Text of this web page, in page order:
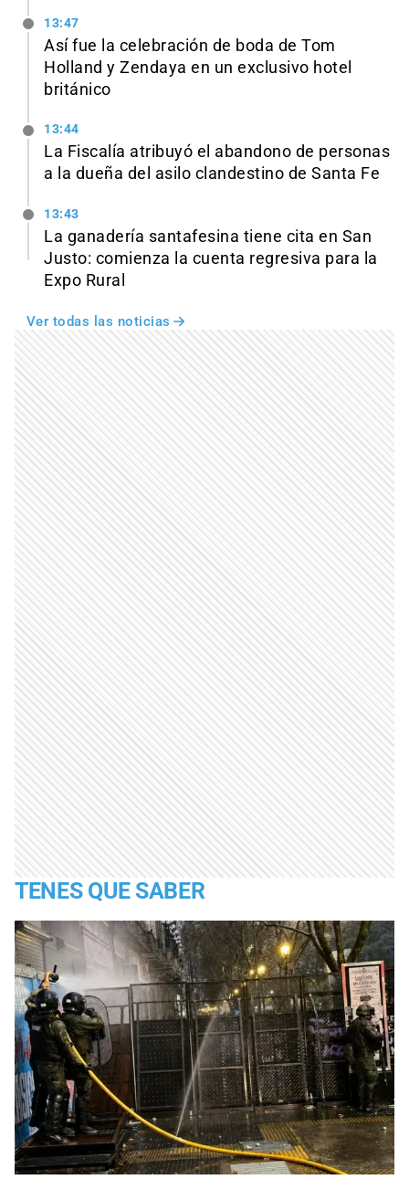
13:47
Así fue la celebración de boda de Tom
Holland y Zendaya en un exclusivo hotel
británico
13:44
La Fiscalía atribuyó el abandono de personas
a la dueña del asilo clandestino de Santa Fe
13:43
La ganadería santafesina tiene cita en San
Justo: comienza la cuenta regresiva para la
Expo Rural
Ver todas las noticias
TENES QUE SABER